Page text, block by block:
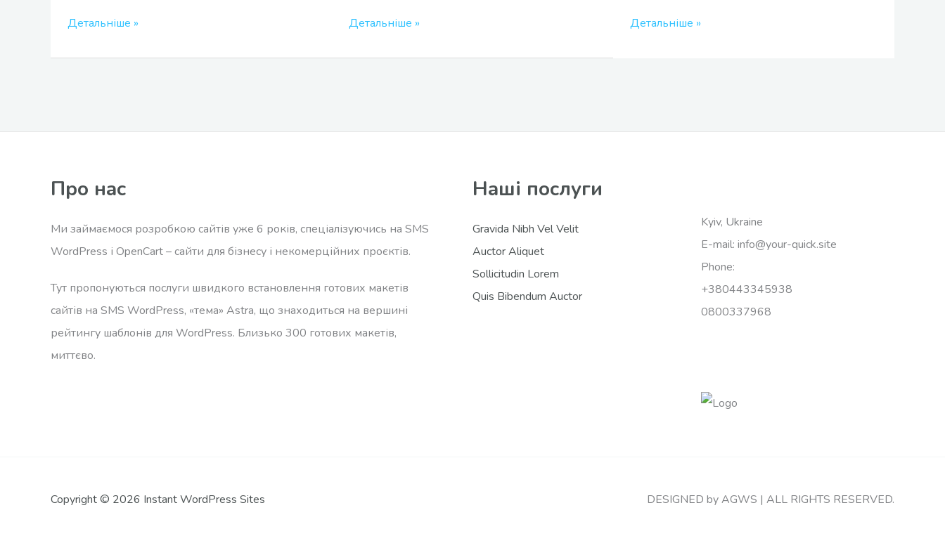
Детальніше » Детальніше » Детальніше »
Про нас
Ми займаємося розробкою сайтів уже 6 років, спеціалізуючись на SMS
WordPress і OpenCart – сайти для бізнесу і некомерційних проєктів.
Тут пропонуються послуги швидкого встановлення готових макетів
сайтів на SMS WordPress, «тема» Astra, що знаходиться на вершині
рейтингу шаблонів для WordPress. Близько 300 готових макетів,
миттєво.
Наші послуги
Gravida Nibh Vel Velit
Auctor Aliquet
Sollicitudin Lorem
Quis Bibendum Auctor
Kyiv, Ukraine
E-mail: info@your-quick.site
Phone:
+380443345938
0800337968
Copyright © 2026 Instant WordPress Sites DESIGNED by AGWS | ALL RIGHTS RESERVED.